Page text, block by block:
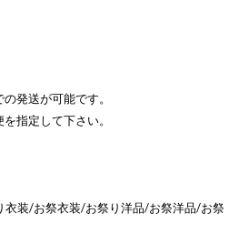
発送が可能です。
指定して下さい。
衣装/お祭衣装/お祭り洋品/お祭洋品/お祭